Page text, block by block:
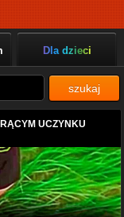
Dla dzieci
szukaj
UCZYNKU